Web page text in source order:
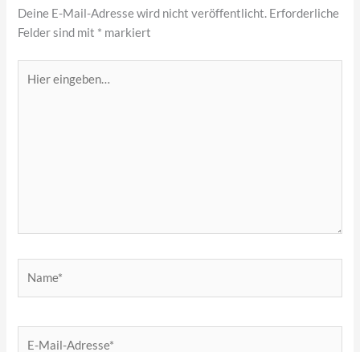
Deine E-Mail-Adresse wird nicht veröffentlicht. Erforderliche
Felder sind mit * markiert
eingeben…